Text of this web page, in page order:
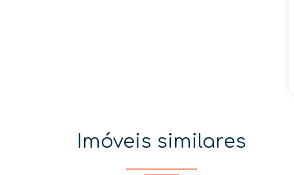
Imóveis similares